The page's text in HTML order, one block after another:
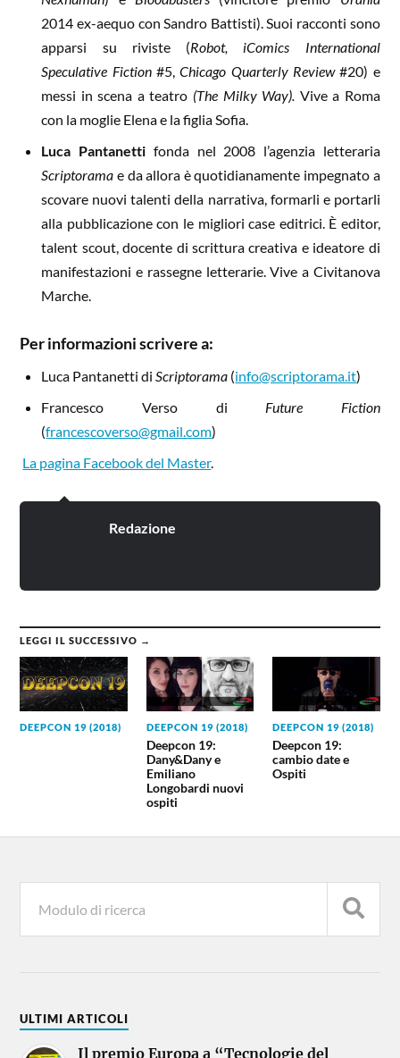
2014 ex-aequo con Sandro Battisti). Suoi racconti sono
apparsi su riviste (Robot, iComics International
Speculative Fiction#5,Chicago Quarterly Review#20) e
messi in scena a teatro (The Milky Way). Vive a Roma
con la moglie Elena e la figlia Sofia.
Luca Pantanetti fonda nel 2008 l’agenzia letteraria
Scriptorama e da allora è quotidianamente impegnato a
scovare nuovi talenti della narrativa, formarli e portarli
alla pubblicazione con le migliori case editrici. È editor,
talent scout, docente di scrittura creativa e ideatore di
manifestazioni e rassegne letterarie. Vive a Civitanova
Marche.
Per informazioni scrivere a:
Luca Pantanetti diScriptorama (info@scriptorama.it)
Francesco Verso di Future Fiction
(francescoverso@gmail.com)
La pagina Facebook del Master.
Redazione
LEGGI IL SUCCESSIVO →
DEEPCON 19 (2018) DEEPCON 19 (2018)
Deepcon 19:
Dany&Dany e
Emiliano
Longobardi nuovi
ospiti
DEEPCON 19 (2018)
Deepcon 19:
cambio date e
Ospiti
ULTIMI ARTICOLI
Il premio Europa a “Tecnologie del